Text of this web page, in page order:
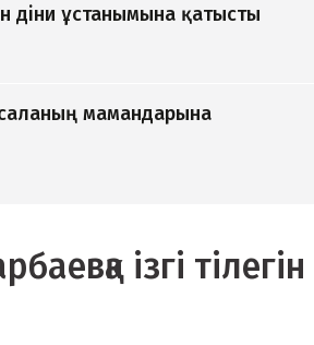
діни ұстанымына қатысты
мамандарына
ізгі тілегін